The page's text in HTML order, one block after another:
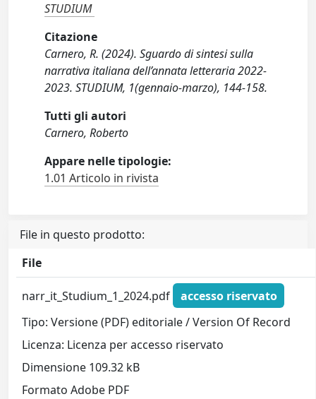
STUDIUM
Citazione
Carnero, R. (2024). Sguardo di sintesi sulla
narrativa italiana dell’annata letteraria 2022-
2023. STUDIUM, 1(gennaio-marzo), 144-158.
Tutti gli autori
Carnero, Roberto
Appare nelle tipologie:
1.01 Articolo in rivista
File in questo prodotto:
File
narr_it_Studium_1_2024.pdf
accesso riservato
Tipo: Versione (PDF) editoriale / Version Of Record
Licenza: Licenza per accesso riservato
Dimensione 109.32 kB
Formato Adobe PDF